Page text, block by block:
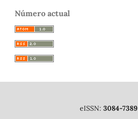
Número actual
eISSN: 3084-7389